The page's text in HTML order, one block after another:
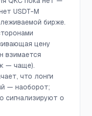
USDT-M
бирже.
цену
взимается
— чаще).
что лонги
— наоборот;
сигнализируют о